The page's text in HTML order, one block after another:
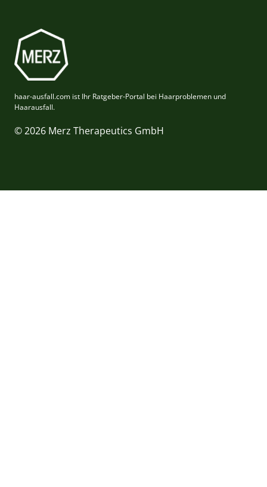
haar-ausfall.com ist Ihr Ratgeber-Portal bei Haarproblemen und
Haarausfall.
© 2026 Merz Therapeutics GmbH